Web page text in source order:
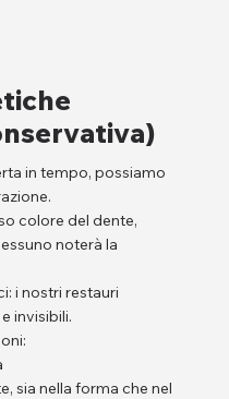
in tempo, possiamo
colore del dente,
noterà la
i nostri restauri
invisibili.
sia nella forma che nel